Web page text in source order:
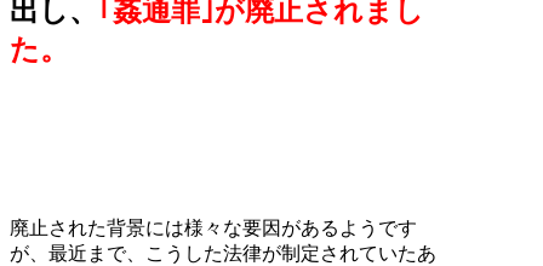
出し、
｢姦通罪｣が廃止されまし
た。
廃止された背景には様々な要因があるようです
が、最近まで、こうした法律が制定されていたあ